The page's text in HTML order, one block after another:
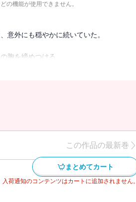
の機能が使用できません。
意外にも穏やかに続いていた。
胸を締めつける。
えたことに気付いた。
はじめます！【電子単行本版/特典おまけ
行本版/特典おまけ付き】」5話～8話
この作品の最新巻
まとめてカート
荷通知のコンテンツはカートに追加されません。